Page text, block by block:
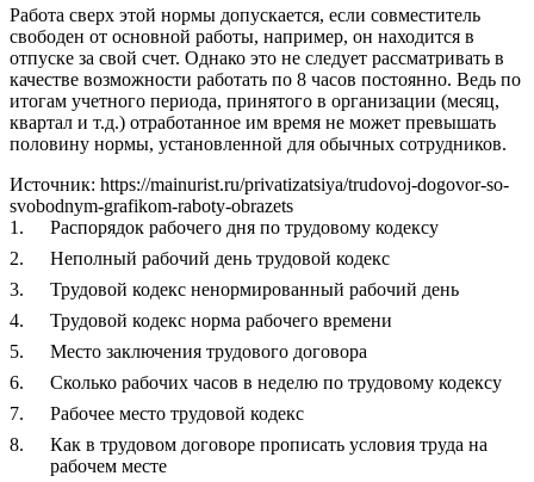
Работа сверх этой нормы допускается, если совместитель
свободен от основной работы, например, он находится в
отпуске за свой счет. Однако это не следует рассматривать в
качестве возможности работать по 8 часов постоянно. Ведь по
итогам учетного периода, принятого в организации (месяц,
квартал и т.д.) отработанное им время не может превышать
половину нормы, установленной для обычных сотрудников.
Источник: https://mainurist.ru/privatizatsiya/trudovoj-dogovor-so-
svobodnym-grafikom-raboty-obrazets
Распорядок рабочего дня по трудовому кодексу
Неполный рабочий день трудовой кодекс
Трудовой кодекс ненормированный рабочий день
Трудовой кодекс норма рабочего времени
Место заключения трудового договора
Сколько рабочих часов в неделю по трудовому кодексу
Рабочее место трудовой кодекс
Как в трудовом договоре прописать условия труда на
рабочем месте